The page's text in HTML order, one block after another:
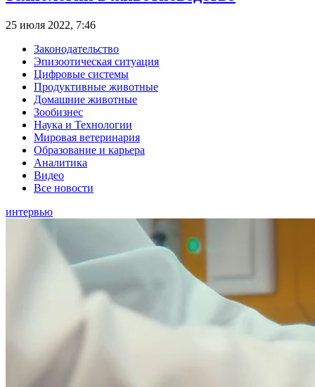
25 июля 2022, 7:46
Законодательство
Эпизоотическая ситуация
Цифровые системы
Продуктивные животные
Домашние животные
Зообизнес
Наука и Технологии
Мировая ветеринария
Образование и карьера
Аналитика
Видео
Все новости
интервью